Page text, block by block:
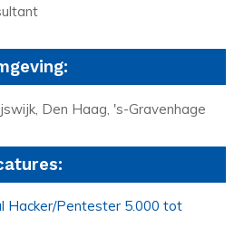
Den Haag, 's-Gravenhage
Hacker/Pentester 5.000 tot